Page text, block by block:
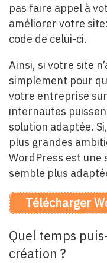
pas faire appel à
améliorer votre
code de celui-ci.
Ainsi, si votre site
simplement pour
votre entreprise
internautes
solution adaptée.
plus grandes
WordPress est une
semble plus
Télécharger
Quel temps
création ?